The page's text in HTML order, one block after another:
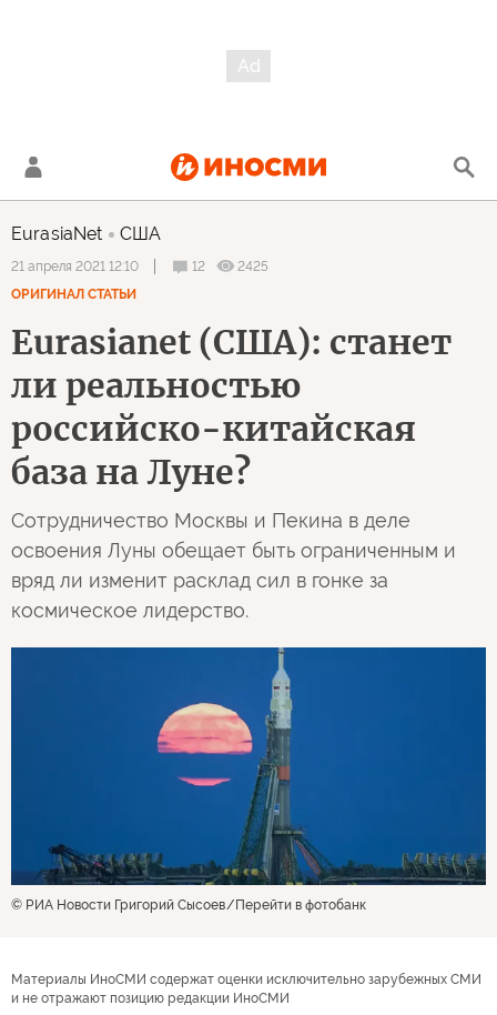
EurasiaNet США
21 апреля 2021 12:10 12
2425
ОРИГИНАЛ СТАТЬИ
Eurasianet (США): станет
ли реальностью
российско-китайская
база на Луне?
Сотрудничество Москвы и Пекина в деле
освоения Луны обещает быть ограниченным и
вряд ли изменит расклад сил в гонке за
космическое лидерство.
© РИА Новости Григорий Сысоев Перейти в фотобанк
Материалы ИноСМИ содержат оценки исключительно зарубежных СМИ
и не отражают позицию редакции ИноСМИ